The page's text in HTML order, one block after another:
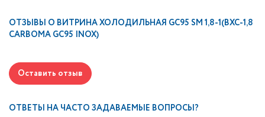
ОТЗЫВЫ О ВИТРИНА ХОЛОДИЛЬНАЯ GC95 SM 1,8-1(ВХС-1,8
CARBOMA GC95 INOX)
Оставить отзыв
ОТВЕТЫ НА ЧАСТО ЗАДАВАЕМЫЕ ВОПРОСЫ?